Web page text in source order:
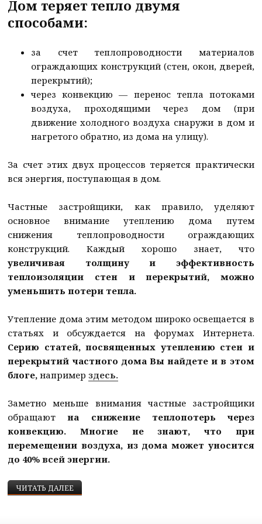
Дом теряет тепло двумя
способами:
за счет теплопроводности материалов
ограждающих конструкций (стен, окон, дверей,
перекрытий);
через конвекцию — перенос тепла потоками
воздуха, проходящими через дом (при
движение холодного воздуха снаружи в дом и
нагретого обратно, из дома на улицу).
За счет этих двух процессов теряется практически
вся энергия, поступающая в дом.
Частные застройщики, как правило, уделяют
основное внимание утеплению дома путем
снижения теплопроводности ограждающих
конструкций. Каждый хорошо знает, что
увеличивая толщину и эффективность
теплоизоляции стен и перекрытий, можно
уменьшить потери тепла.
Утепление дома этим методом широко освещается в
статьях и обсуждается на форумах Интернета.
Серию статей, посвященных утеплению стен и
перекрытий частного дома Вы найдете и в этом
блоге, напримерздесь.
Заметно меньше внимания частные застройщики
обращаютна снижение теплопотерь через
конвекцию. Многие не знают, что при
перемещении воздуха, из дома может уносится
до 40% всей энергии.
ЧИТАТЬ ДАЛЕЕКАК СДЕЛАТЬ ДОМ ТЕПЛЫМ —